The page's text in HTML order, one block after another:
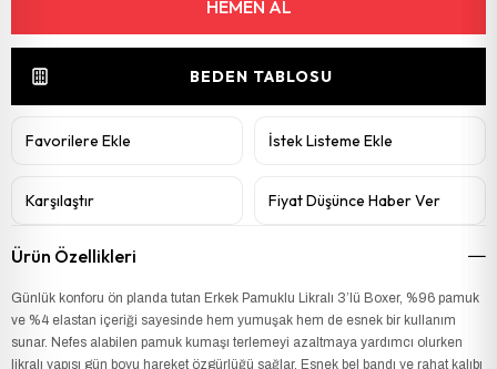
BEDEN TABLOSU
Favorilere Ekle İstek Listeme Ekle
Karşılaştır Fiyat Düşünce Haber Ver
Ürün Özellikleri
Günlük konforu ön planda tutan Erkek Pamuklu Likralı 3’lü Boxer, %96 pamuk
ve %4 elastan içeriği sayesinde hem yumuşak hem de esnek bir kullanım
sunar. Nefes alabilen pamuk kumaşı terlemeyi azaltmaya yardımcı olurken
likralı yapısı gün boyu hareket özgürlüğü sağlar. Esnek bel bandı ve rahat kalıbı